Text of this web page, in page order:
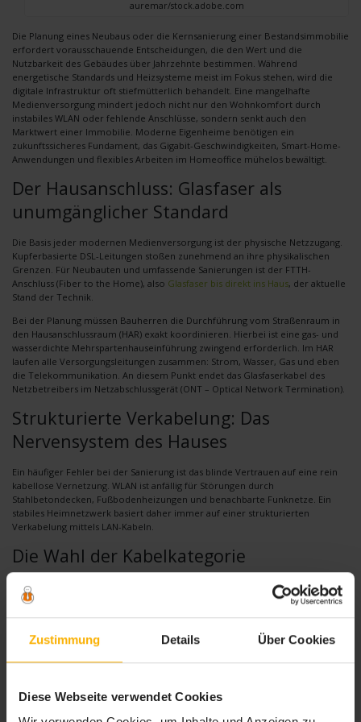
Zustimmung Details Über Cookies
Diese Webseite verwendet Cookies
auremar/stock.adobe.com
Die Planung eines Neubaus oder die Kernsanierung einer Bestandsimmobilie
erfordert vorausschauende Entscheidungen, die den Wert und die
Nutzbarkeit des Gebäudes über Jahrzehnte bestimmen. Während
energetische Standards und Heizsysteme meist im Fokus stehen, wird die
digitale Infrastruktur oft stiefmütterlich behandelt. Eine mangelhafte
Medienversorgung mindert jedoch nicht nur den Wohnkomfort durch
instabiles WLAN oder fehlende Anschlüsse, sondern senkt auch den
Marktwert einer Immobilie. Moderne Eigenheime benötigen ein
zukunftssicheres Fundament, das Gigabit-Geschwindigkeiten, Smart-Home-
Anwendungen und flexibles Arbeiten im Homeoffice mühelos bewältigt.
Der Hausanschluss: Glasfaser als
unumgänglicher Standard
Die Basis jeder modernen Medienversorgung ist der physische Netzzugang.
Kupferbasierte DSL-Leitungen stoßen zunehmend an ihre physikalischen
Grenzen. Für Neubauten und umfassende Sanierungen ist der FTTH-
Anschluss (Fiber to the Home), also Glasfaser bis direkt ins Haus, der aktuelle
Stand der Technik.
Bei der Planung müssen Bauherren die Durchführung vom Straßenraum in
den Hausanschlussraum (HAR) exakt koordinieren. Hierbei ist eine gas- und
wasserdichte Mehrspartenhauseinführung zwingend erforderlich. Im HAR
laufen alle Versorgungsleitungen zusammen: Strom, Wasser, Gas und eben
die Telekommunikation. An diesem Punkt endet das Glasfaserkabel des
Netzbetreibers im Netzabschlussgerät (ONT – Optical Network Termination).
Strukturierte Verkabelung: Das
Nervensystem des Hauses
Ein häufiger Fehler bei der Sanierung ist das blinde Vertrauen auf eine rein
kabellose Vernetzung. WLAN ist anfällig für Störungen durch
Stahlbetondecken, Fußbodenheizungen und benachbarte Funknetze. Ein
stabiles Heimnetzwerk basiert daher immer auf einer strukturierten
Verkabelung mittels LAN-Kabeln.
Die Wahl der Kabelkategorie
Für eine zukunftssichere Installation sollten mindestens Kabel der Kategorie
7 (Cat 7) verlegt werden. Diese unterstützen Betriebsfrequenzen von bis zu
die beispielsweise durch parallel verlaufende Stromleitungen entstehen
Kabel altern oder Technologien ändern sich. Daher gilt im Rohbau die